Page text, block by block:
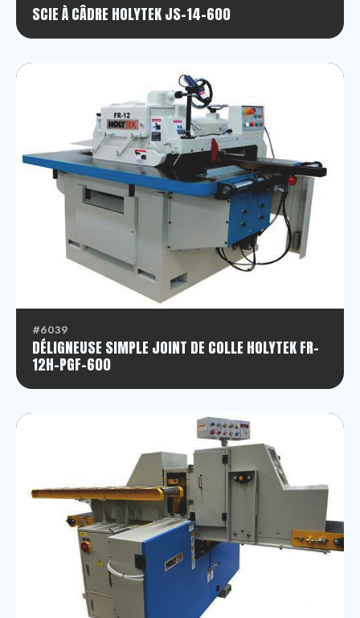
SCIE À CÂDRE HOLYTEK JS-14-600
#6039
DÉLIGNEUSE SIMPLE JOINT DE COLLE HOLYTEK FR-
12H-PGF-600